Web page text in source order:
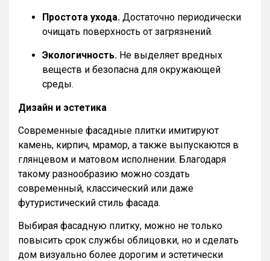
Простота ухода. Достаточно периодически
очищать поверхность от загрязнений.
Экологичность. Не выделяет вредных
веществ и безопасна для окружающей
среды.
Дизайн и эстетика
Современные фасадные плитки имитируют
камень, кирпич, мрамор, а также выпускаются в
глянцевом и матовом исполнении. Благодаря
такому разнообразию можно создать
современный, классический или даже
футуристический стиль фасада.
Выбирая фасадную плитку, можно не только
повысить срок службы облицовки, но и сделать
дом визуально более дорогим и эстетически